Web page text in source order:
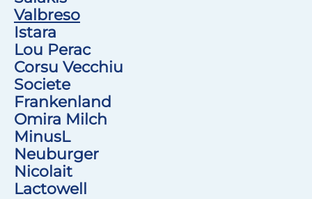
Valbreso
Istara
Lou Perac
Corsu Vecchiu
Societe
Frankenland
Omira Milch
MinusL
Neuburger
Nicolait
Lactowell